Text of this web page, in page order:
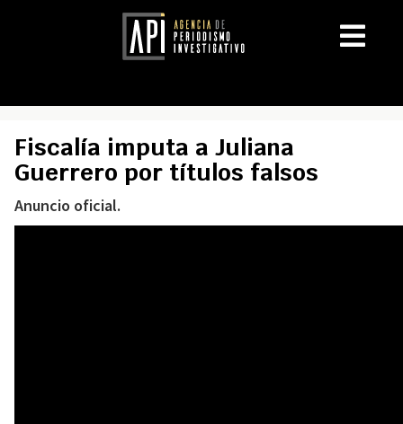
Fiscalía imputa a Juliana
Guerrero por títulos falsos
Anuncio oficial.